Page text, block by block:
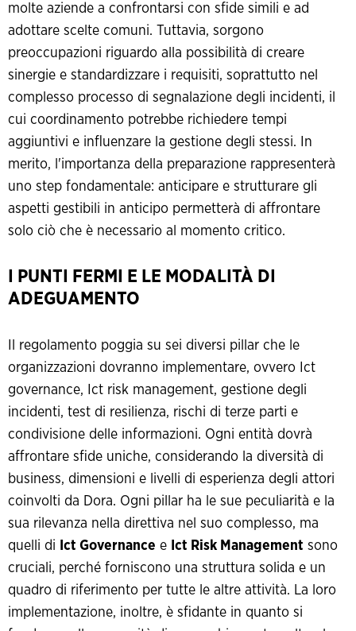
molte aziende a confrontarsi con sfide simili e ad
adottare scelte comuni. Tuttavia, sorgono
preoccupazioni riguardo alla possibilità di creare
sinergie e standardizzare i requisiti, soprattutto nel
complesso processo di segnalazione degli incidenti, il
cui coordinamento potrebbe richiedere tempi
aggiuntivi e influenzare la gestione degli stessi. In
merito, l'importanza della preparazione rappresenterà
uno step fondamentale: anticipare e strutturare gli
aspetti gestibili in anticipo permetterà di affrontare
solo ciò che è necessario al momento critico.
I PUNTI FERMI E LE MODALITÀ DI
ADEGUAMENTO
Il regolamento poggia su sei diversi pillar che le
organizzazioni dovranno implementare, ovvero Ict
governance, Ict risk management, gestione degli
incidenti, test di resilienza, rischi di terze parti e
condivisione delle informazioni. Ogni entità dovrà
affrontare sfide uniche, considerando la diversità di
business, dimensioni e livelli di esperienza degli attori
coinvolti da Dora. Ogni pillar ha le sue peculiarità e la
sua rilevanza nella direttiva nel suo complesso, ma
quelli di
Ict Governance e Ict Risk Management sono
cruciali, perché forniscono una struttura solida e un
quadro di riferimento per tutte le altre attività. La loro
implementazione, inoltre, è sfidante in quanto si